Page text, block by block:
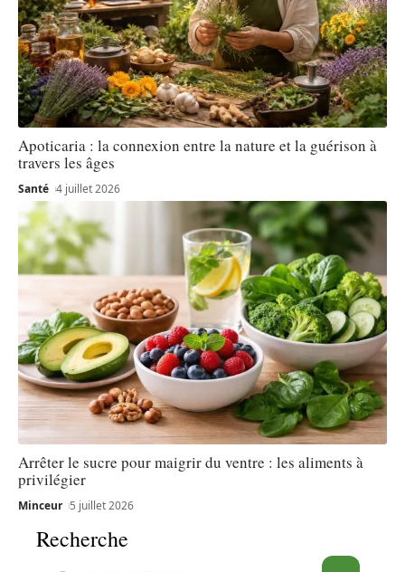
Apoticaria : la connexion entre la nature et la guérison à
travers les âges
Santé 4 juillet 2026
Arrêter le sucre pour maigrir du ventre : les aliments à
privilégier
Minceur 5 juillet 2026
Recherche